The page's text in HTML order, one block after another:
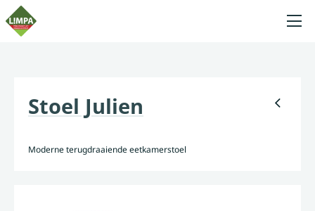
Stoel Julien
Moderne terugdraaiende eetkamerstoel